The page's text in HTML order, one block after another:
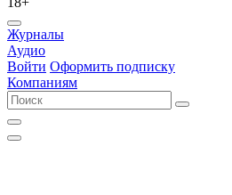
Журналы
Аудио
Войти Оформить подписку
Компаниям